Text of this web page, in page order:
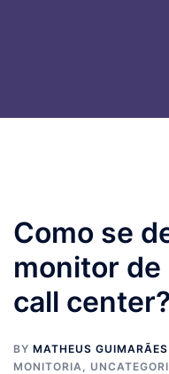
Como se
monitor de
call center?
BY MATHEUS GUIMARÃES
MONITORIA,